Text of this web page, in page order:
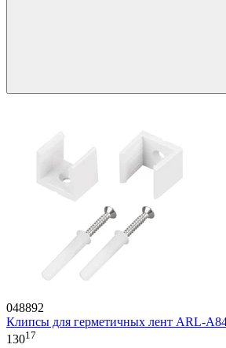
048892
Клипсы для герметичных лент ARL-
13017